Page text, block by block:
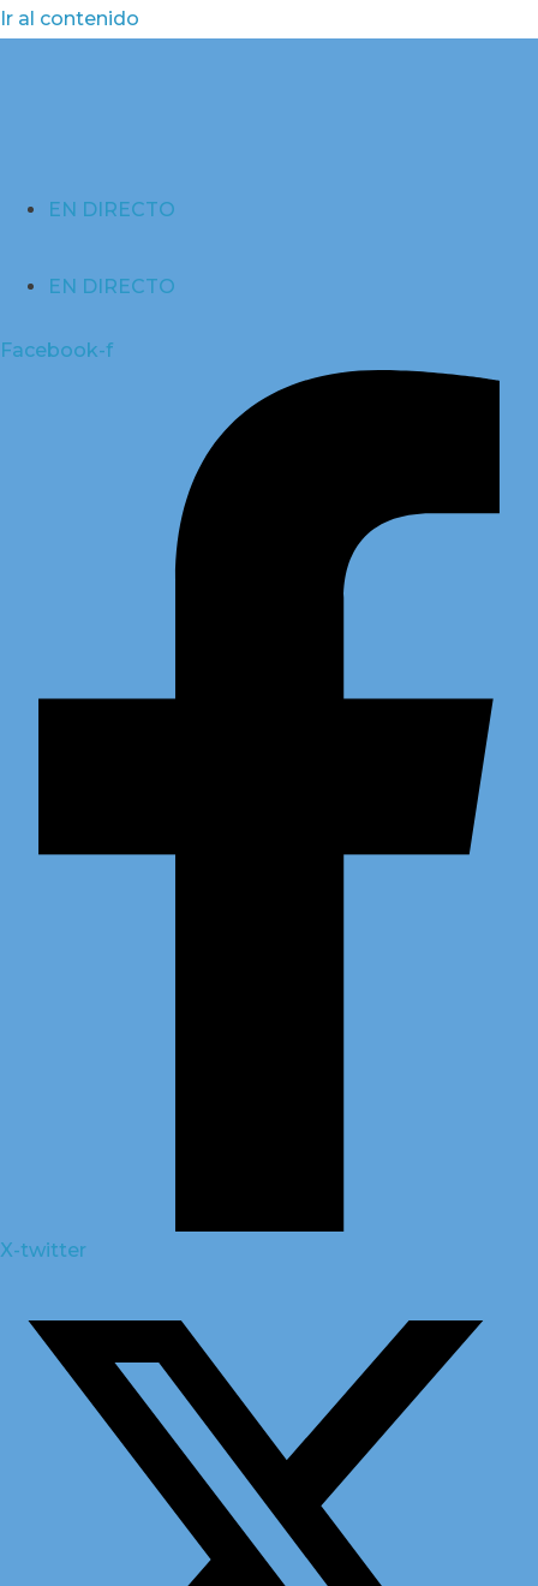
Ir al contenido
EN DIRECTO
EN DIRECTO
Facebook-f
X-twitter